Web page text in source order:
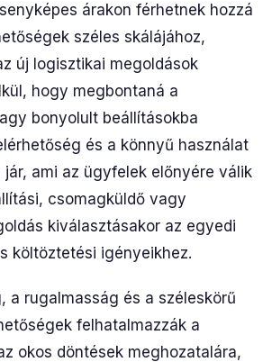
árakon férhetnek hozzá
széles skálájához,
új logisztikai megoldások
hogy megbontaná a
bonyolult beállításokba
és a könnyű használat
jár, ami az ügyfelek előnyére válik
csomagküldő vagy
kiválasztásakor az egyedi
költöztetési igényeikhez.
a rugalmasság és a széleskörű
felhatalmazzák a
okos döntések meghozatalára,